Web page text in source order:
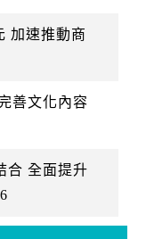
加速推動商
善文化內容
合 全面提升